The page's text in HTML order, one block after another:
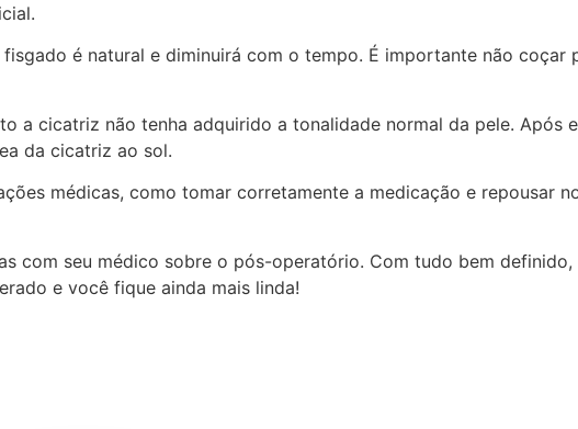
é natural e diminuirá com o tempo. É importante não coçar
a cicatriz não tenha adquirido a tonalidade normal da pele. Após
da cicatriz ao sol.
médicas, como tomar corretamente a medicação e repousar
com seu médico sobre o pós-operatório. Com tudo bem definido,
e você fique ainda mais linda!